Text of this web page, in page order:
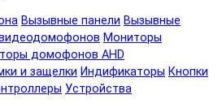
Вызывные панели Вызывные
Мониторы
домофонов AHD
и защелки Индификаторы Кнопки
Устройства